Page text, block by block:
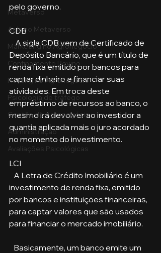
Metaverso
Aula no Metaverso
Marketing no Agronegócio
Confinamento Bovino
Holding no Agronegócio
Psicologia de tráfego
Gestão do Agronegócio
Administração
Avaliações Psicológicas
pelo governo.
CDB
    A sigla CDB vem de Certificado de
Depósito Bancário, que é um título de
renda fixa emitido por bancos para
captar dinheiro e financiar suas
atividades. Em troca deste
empréstimo de recursos ao banco, o
mesmo irá devolver ao investidor a
quantia aplicada mais o juro acordado
no momento do investimento.
LCI
investimento de renda fixa, emitido
por bancos e instituições financeiras,
para captar valores que são usados
para financiar o mercado imobiliário.